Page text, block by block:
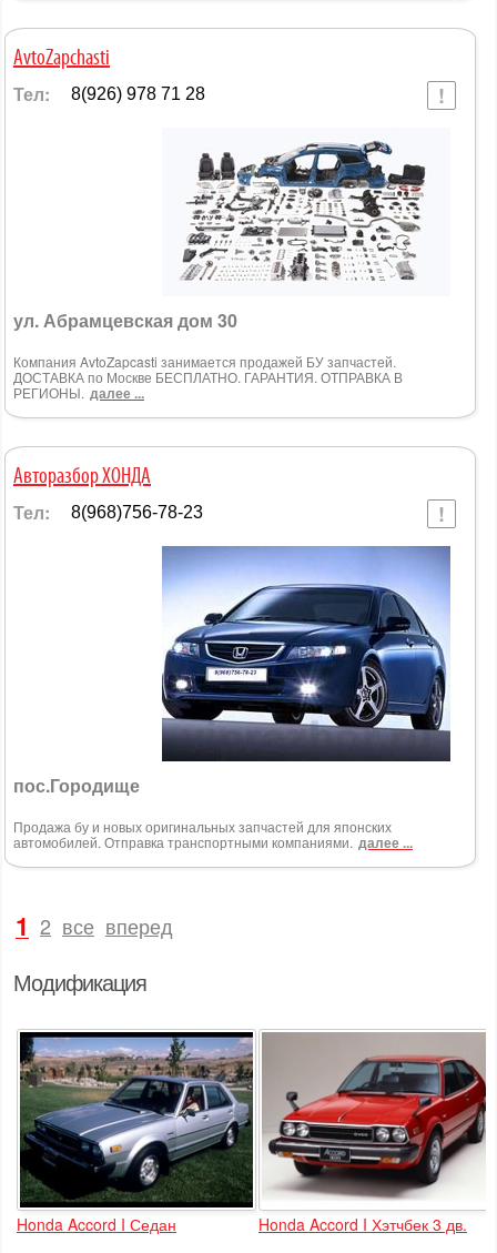
Модификация
Honda Accord I Седан Honda Accord I Хэтчбек 3 дв.
AvtoZapchasti
Тел: 8(926) 978 71 28
ул. Абрамцевская дом 30
Компания AvtoZapcasti занимается продажей БУ запчастей.
ДОСТАВКА по Москве БЕСПЛАТНО. ГАРАНТИЯ. ОТПРАВКА В
РЕГИОНЫ. далее ...
Авторазбор ХОНДА
Тел: 8(968)756-78-23
пос.Городище
Продажа бу и новых оригинальных запчастей для японских
автомобилей. Отправка транспортными компаниями. далее ...
1 2 все вперед